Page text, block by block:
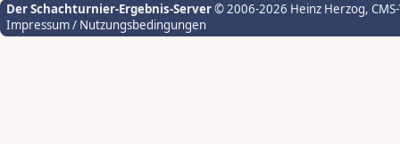
Der Schachturnier-Ergebnis-Server© 2006-2026 Heinz Herzog,
Impressum / Nutzungsbedingungen